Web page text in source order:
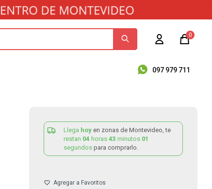
097 979 711
0
Llega hoy en zonas de Montevideo, te
restan 04 horas 43 minutos 00
segundos para comprarlo.